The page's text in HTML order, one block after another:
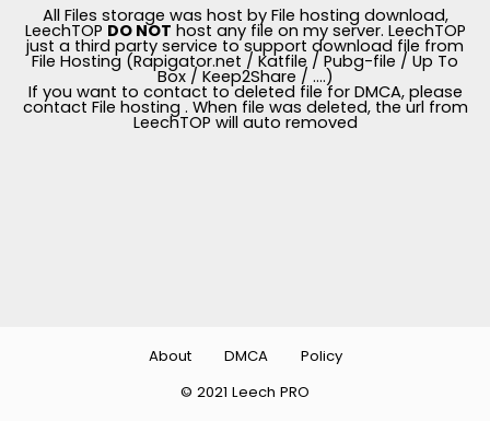
All Files storage was host by File hosting download,
LeechTOP DO NOT host any file on my server. LeechTOP
just a third party service to support download file from
File Hosting (Rapigator.net / Katfile / Pubg-file / Up To
Box / Keep2Share / ....)
If you want to contact to deleted file for DMCA, please
contact File hosting . When file was deleted, the url from
LeechTOP will auto removed
© 2021 Leech PRO
About DMCA Policy